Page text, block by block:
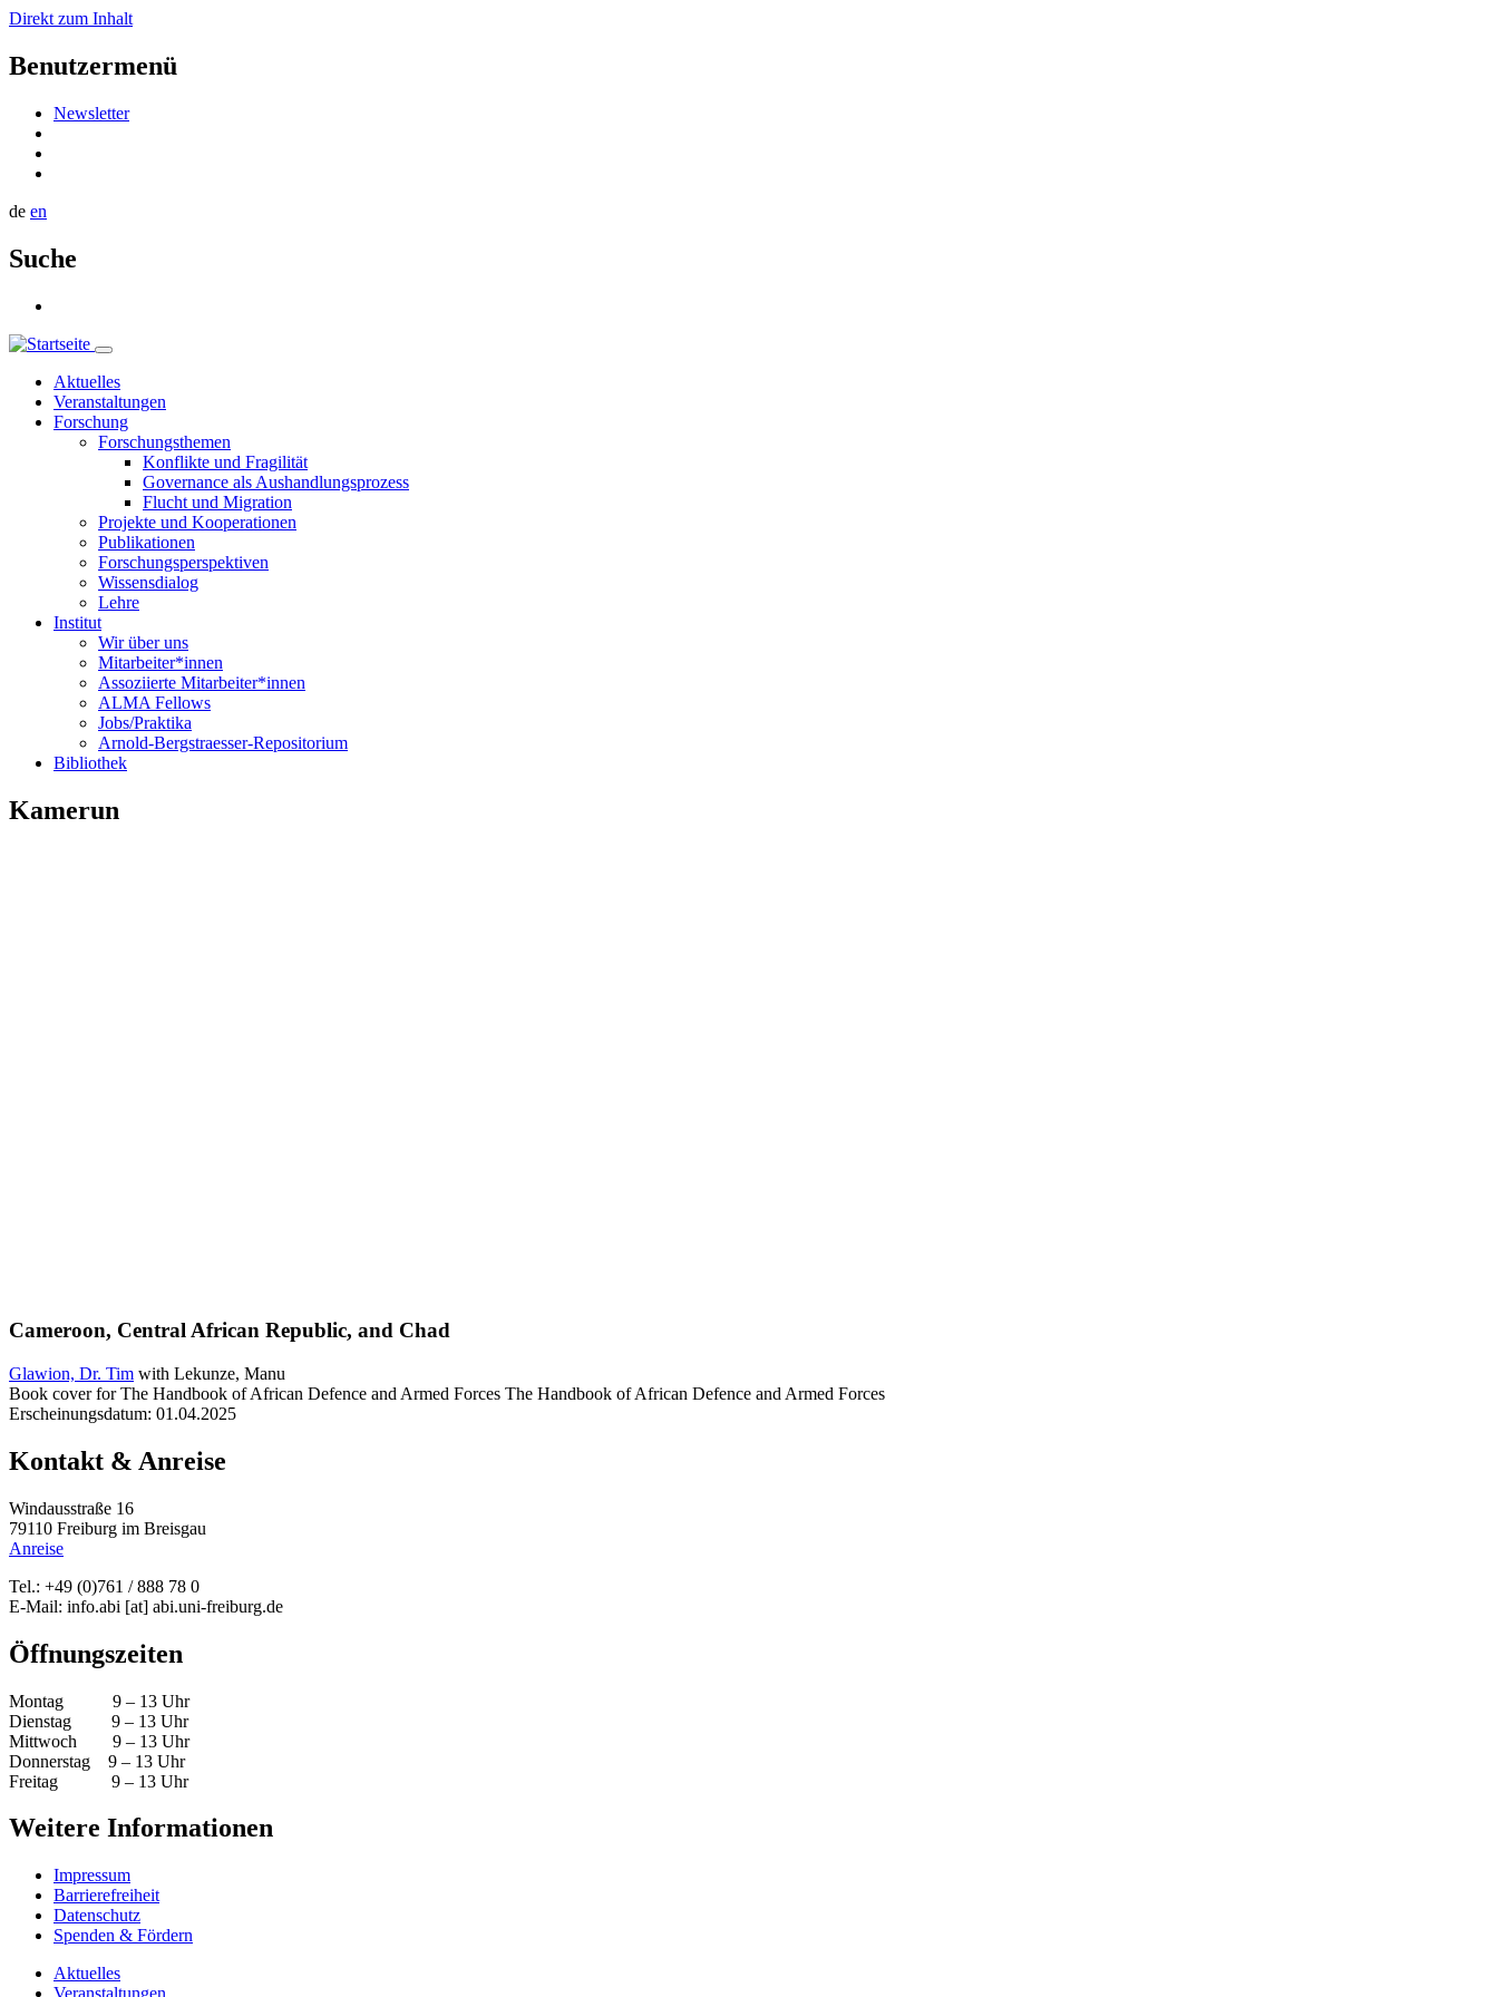
Direkt zum Inhalt
Benutzermenü
Newsletter
de en
Suche
Aktuelles
Veranstaltungen
Forschung
Forschungsthemen
Konflikte und Fragilität
Governance als Aushandlungsprozess
Flucht und Migration
Projekte und Kooperationen
Publikationen
Forschungsperspektiven
Wissensdialog
Lehre
Institut
Wir über uns
Mitarbeiter*innen
Assoziierte Mitarbeiter*innen
ALMA Fellows
Jobs/Praktika
Arnold-Bergstraesser-Repositorium
Bibliothek
Kamerun
Cameroon, Central African Republic, and Chad
Glawion, Dr. Tim with Lekunze, Manu
Book cover for The Handbook of African Defence and Armed Forces The Handbook of African Defence and Armed Forces
Erscheinungsdatum: 01.04.2025
Kontakt & Anreise
Windausstraße 16
79110 Freiburg im Breisgau
Anreise
Tel.: +49 (0)761 / 888 78 0
E-Mail: info.abi [at] abi.uni-freiburg.de
Öffnungszeiten
Montag 9 – 13 Uhr
Dienstag 9 – 13 Uhr
Mittwoch 9 – 13 Uhr
Donnerstag 9 – 13 Uhr
Freitag 9 – 13 Uhr
Weitere Informationen
Impressum
Barrierefreiheit
Datenschutz
Spenden & Fördern
Aktuelles